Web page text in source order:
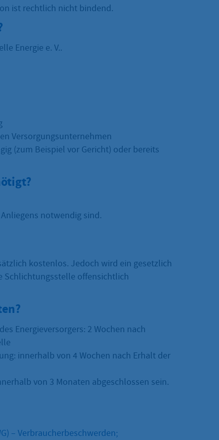
ist rechtlich nicht bindend.
Energie e. V..
Versorgungsunternehmen
(zum Beispiel vor Gericht) oder bereits
notwendig sind.
kostenlos. Jedoch wird ein gesetzlich
Schlichtungsstelle offensichtlich
Energieversorgers: 2 Wochen nach
innerhalb von 4 Wochen nach Erhalt der
von 3 Monaten abgeschlossen sein.
– Verbraucherbeschwerden;